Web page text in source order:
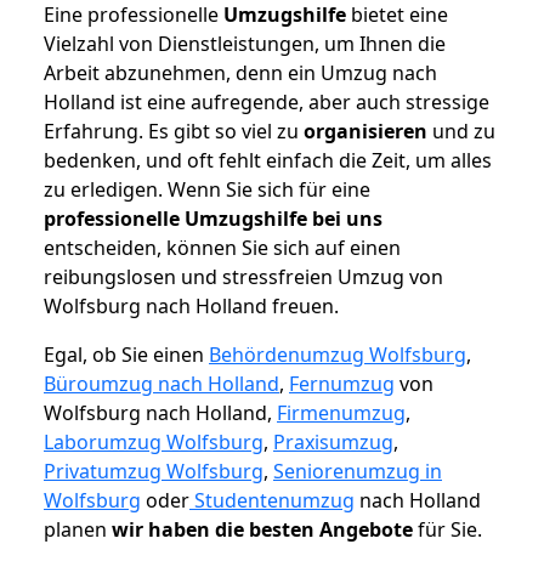
Eine professionelle Umzugshilfe bietet eine
Vielzahl von Dienstleistungen, um Ihnen die
Arbeit abzunehmen, denn ein Umzug nach
Holland ist eine aufregende, aber auch stressige
Erfahrung. Es gibt so viel zu organisieren und zu
bedenken, und oft fehlt einfach die Zeit, um alles
zu erledigen. Wenn Sie sich für eine
professionelle Umzugshilfe bei uns
entscheiden, können Sie sich auf einen
reibungslosen und stressfreien Umzug von
Wolfsburg nach Holland freuen.
Egal, ob Sie einen Behördenumzug Wolfsburg,
Büroumzug nach Holland, Fernumzug von
Wolfsburg nach Holland, Firmenumzug,
Laborumzug Wolfsburg, Praxisumzug,
Privatumzug Wolfsburg, Seniorenumzug in
Wolfsburg oderStudentenumzug nach Holland
planen wir haben die besten Angebotefür Sie.